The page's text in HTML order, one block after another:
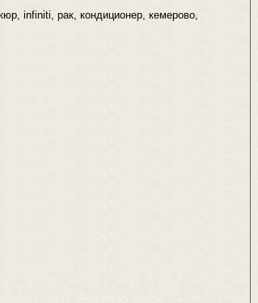
infiniti, рак, кондиционер, кемерово,